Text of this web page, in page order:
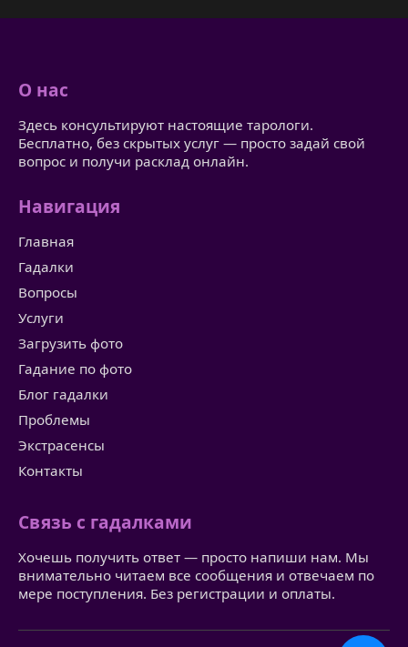
О нас
Здесь консультируют настоящие тарологи.
Бесплатно, без скрытых услуг — просто задай свой
вопрос и получи расклад онлайн.
Навигация
Главная
Гадалки
Вопросы
Услуги
Загрузить фото
Гадание по фото
Блог гадалки
Проблемы
Экстрасенсы
Контакты
Связь с гадалками
Хочешь получить ответ — просто напиши нам. Мы
внимательно читаем все сообщения и отвечаем по
мере поступления. Без регистрации и оплаты.